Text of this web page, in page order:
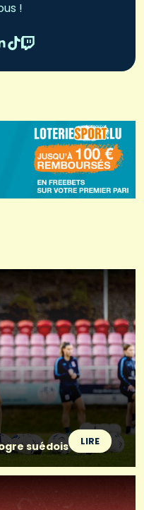
!
suédois
LIRE